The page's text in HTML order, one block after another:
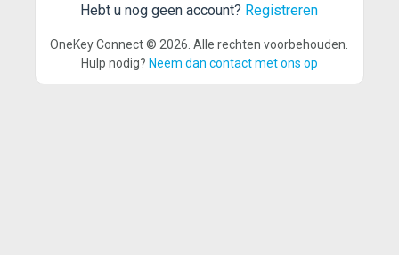
Hebt u nog geen account? Registreren
OneKey Connect © 2026. Alle rechten voorbehouden.
Hulp nodig? Neem dan contact met ons op